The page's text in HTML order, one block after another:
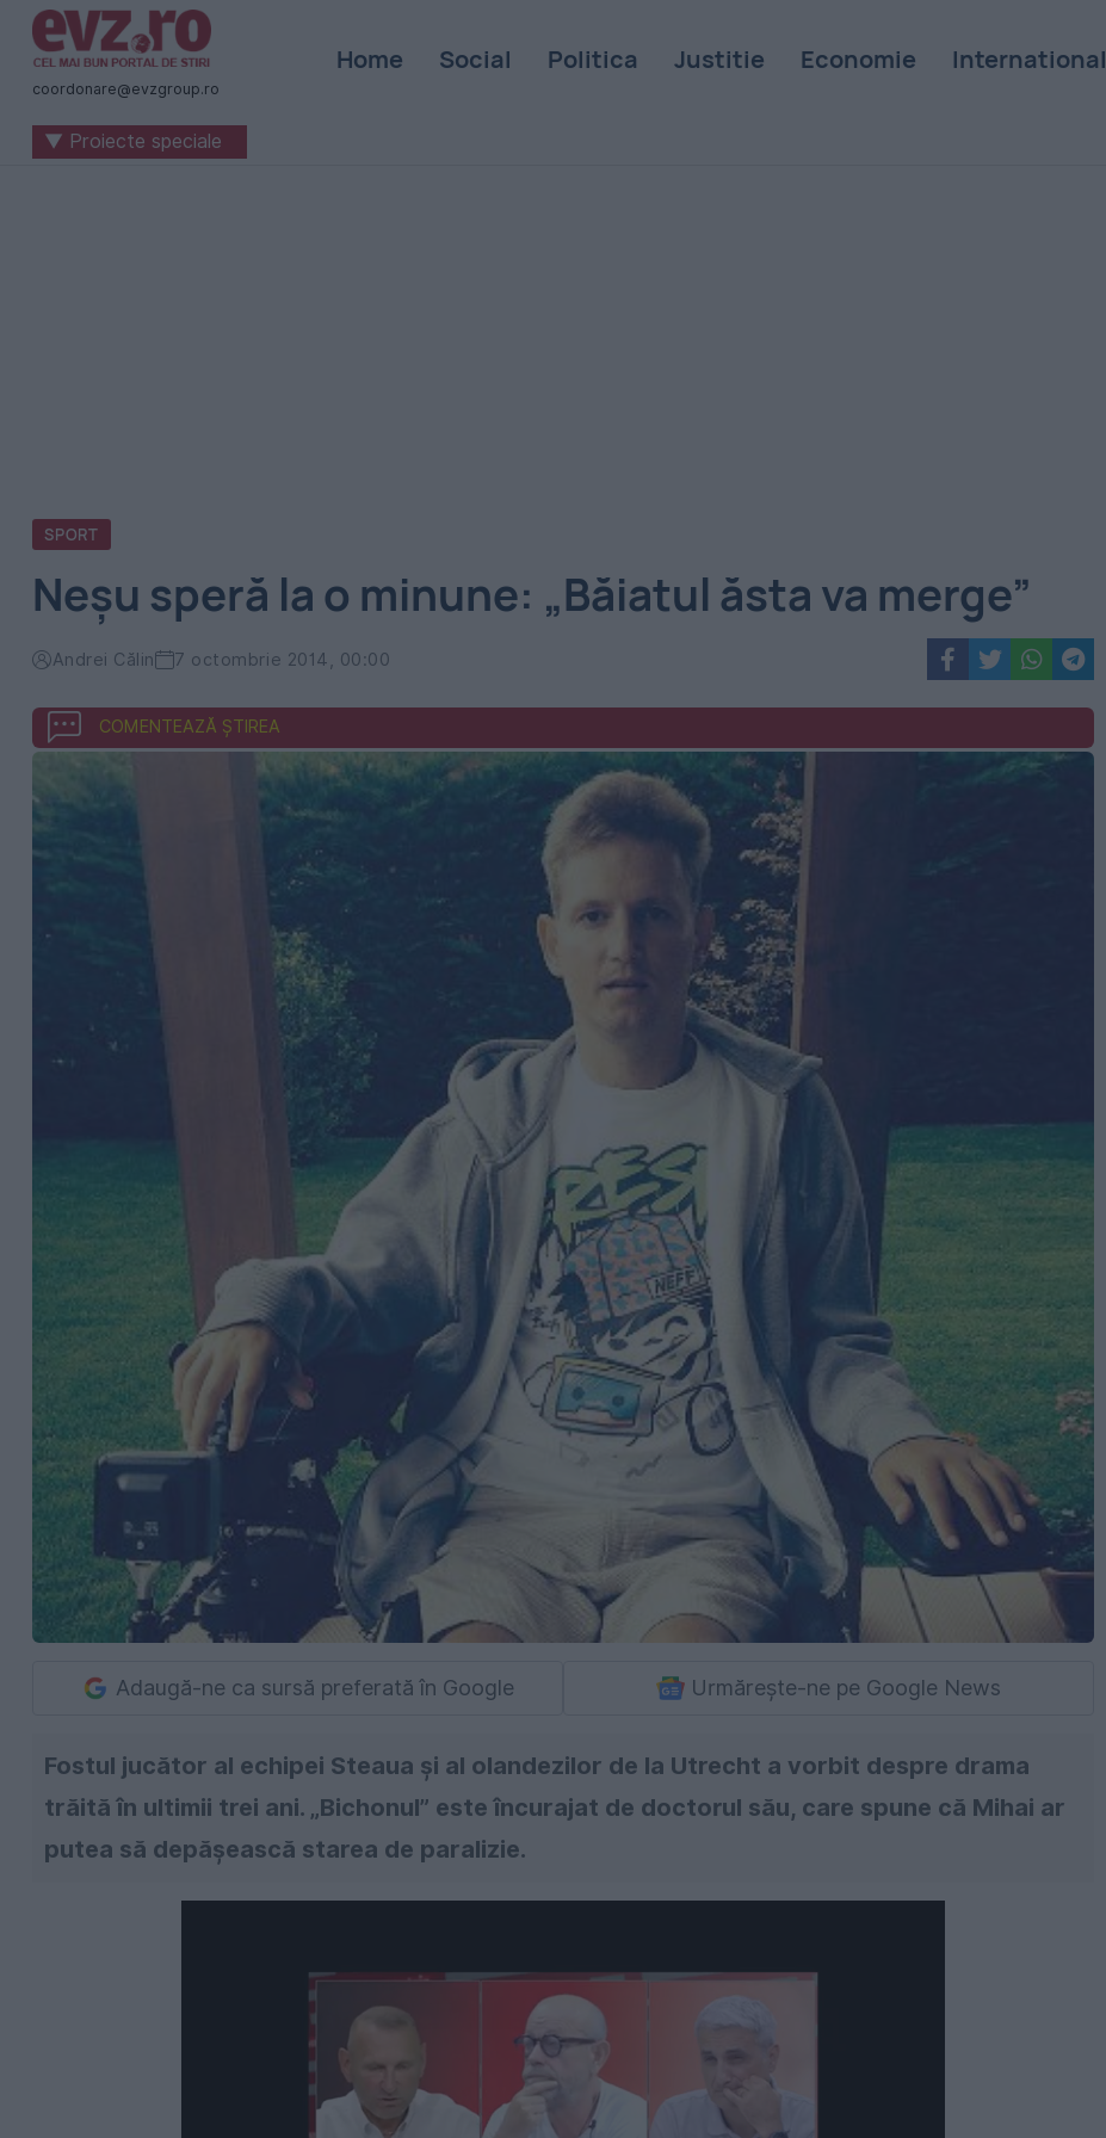
Știri
naționale
internaționale
coordonare@evzgroup.ro
Home Social Politica Justitie Economie International
▼ Proiecte speciale
SPORT
Neșu speră la o minune: „Băiatul ăsta va merge”
Andrei Călin 7 octombrie 2014, 00:00
COMENTEAZĂ ȘTIREA
Adaugă-ne ca sursă preferată în Google Urmărește-ne pe Google News
Fostul jucător al echipei Steaua și al olandezilor de la Utrecht a vorbit despre drama
trăită în ultimii trei ani. „Bichonul” este încurajat de doctorul său, care spune că Mihai ar
putea să depășească starea de paralizie.